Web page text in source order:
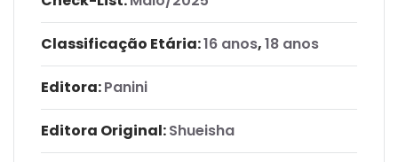
Classificação Etária:16 anos,18 anos
Editora:Panini
Editora Original:Shueisha